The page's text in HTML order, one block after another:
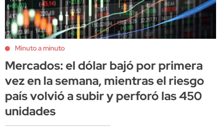
Minuto a minuto
Mercados: el dólar bajó por primera
vez en la semana, mientras el riesgo
país volvió a subir y perforó las 450
unidades